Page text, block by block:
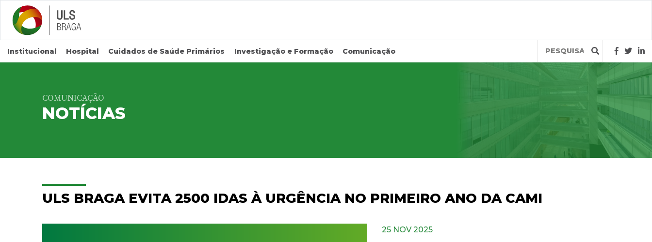
Saltar para conteúdo principal
Institucional Hospital Cuidados de Saúde Primários Investigação e Formação Comunicação
Query
COMUNICAÇÃO
NOTÍCIAS
ULS BRAGA EVITA 2500 IDAS À URGÊNCIA NO PRIMEIRO ANO DA CAMI
25 NOV 2025